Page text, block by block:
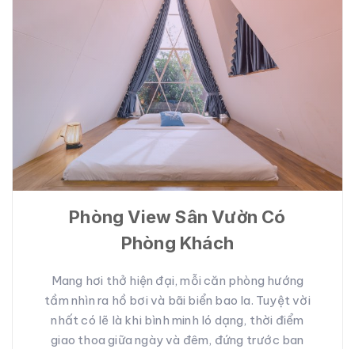
Phòng View Sân Vườn Có
Phòng Khách
Mang hơi thở hiện đại, mỗi căn phòng hướng
tầm nhìn ra hồ bơi và bãi biển bao la. Tuyệt vời
nhất có lẽ là khi bình minh ló dạng, thời điểm
giao thoa giữa ngày và đêm, đứng trước ban